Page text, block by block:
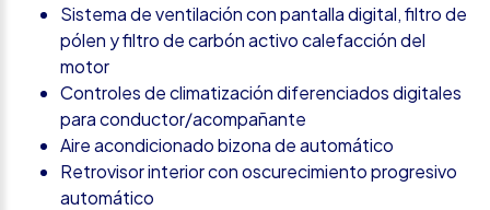
Sistema de ventilación con pantalla digital, filtro de
pólen y filtro de carbón activo calefacción del
motor
Controles de climatización diferenciados digitales
para conductor/acompañante
Aire acondicionado bizona de automático
Retrovisor interior con oscurecimiento progresivo
automático